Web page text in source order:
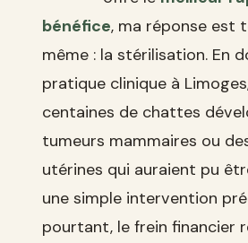
bénéfice, ma réponse est
même : la stérilisation. En
pratique clinique à
centaines de chattes
tumeurs mammaires ou
utérines qui auraient pu
une simple intervention
pourtant, le frein financier